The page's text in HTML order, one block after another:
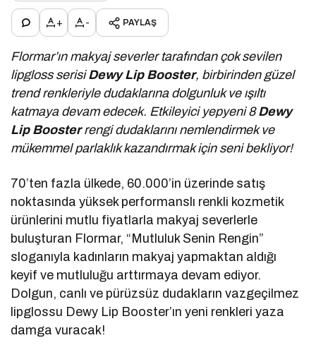
+ - PAYLAŞ
Flormar’ın makyaj severler tarafından çok sevilen
lipgloss serisiDewy Lip Booster, birbirinden güzel
trend renkleriyle dudaklarına dolgunluk ve ışıltı
katmaya devam edecek. Etkileyici yepyeni 8Dewy
Lip Boosterrengi dudaklarını nemlendirmek ve
mükemmel parlaklık kazandırmak için seni bekliyor!
70’ten fazla ülkede, 60.000’in üzerinde satış
noktasında yüksek performanslı renkli kozmetik
ürünlerini mutlu fiyatlarla makyaj severlerle
buluşturan Flormar, “Mutluluk Senin Rengin”
sloganıyla kadınların makyaj yapmaktan aldığı
keyif ve mutluluğu arttırmaya devam ediyor.
Dolgun, canlı ve pürüzsüz dudakların vazgeçilmez
lipglossu Dewy Lip Booster’ın yeni renkleri yaza
damga vuracak!